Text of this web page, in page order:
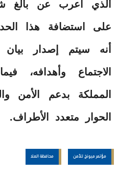
الذي أعرب عن بالغ
على استضافة هذا
أنه سيتم إصدار
الاجتماع وأهدافه،
المملكة بدعم الأمن
الحوار متعدد الأطراف.
مؤتمر ميونخ للأمن محافظة العلا